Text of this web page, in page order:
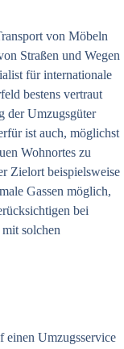
von Möbeln
Straßen und Wegen
für internationale
bestens vertraut
der Umzugsgüter
ist auch, möglichst
Wohnortes zu
Zielort beispielsweise
Gassen möglich,
bei
solchen
einen Umzugsservice